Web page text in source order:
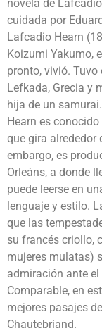
novela de
cuidada por
Lafcadio Hearn
Koizumi Yakumo,
pronto, vivió. Tuvo
Lefkada, Grecia y
hija de un
Hearn es
que gira alrededor
embargo, es
Orleáns, a donde
puede leerse en
lenguaje y estilo.
que las
su francés criollo,
mujeres mulatas)
admiración ante
Comparable, en
mejores pasajes
Chautebriand.